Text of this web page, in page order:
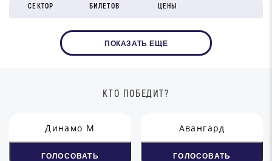
СЕКТОР БИЛЕТОВ ЦЕНЫ
ПОКАЗАТЬ ЕЩЕ
КТО ПОБЕДИТ?
Динамо М
ГОЛОСОВАТЬ
Авангард
ГОЛОСОВАТЬ